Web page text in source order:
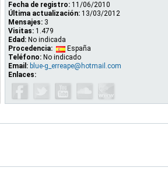
Fecha de registro: 11/06/2010
Última actualización: 13/03/2012
Mensajes: 3
Visitas: 1.479
Edad: No indicada
Procedencia:
España
Teléfono: No indicado
Email: blue-g_erreape@hotmail.com
Enlaces: